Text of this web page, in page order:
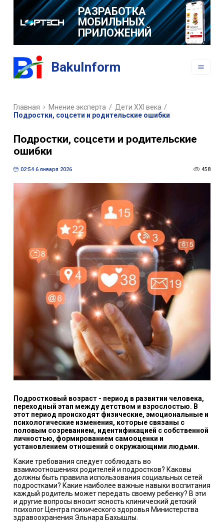
РАЗРАБОТКА
МОБИЛЬНЫХ
ПРИЛОЖЕНИЙ
BakuInform
Главная Мнение эксперта / Дети XXI века /
Подростки, соцсети и родительские ошибки
Подростки, соцсети и родительские
ошибки
02:54 6 января 2026 458
Подростковый возраст - период в развитии человека,
переходный этап между детством и взрослостью. В
этот период происходят физические, эмоциональные и
психологические изменения, которые связаны с
половым созреванием, идентификацией с собственной
личностью, формированием самооценки и
установлением отношений с окружающими людьми.
Какие требования следует соблюдать во
взаимоотношениях родителей и подростков? Каковы
должны быть правила использования социальных сетей
подростками? Какие наиболее важные навыки воспитания
каждый родитель может передать своему ребенку? В эти
и другие вопросы вносит ясность клинический детский
психолог Центра психического здоровья Министерства
здравоохранения Эльнара Бахышлы.